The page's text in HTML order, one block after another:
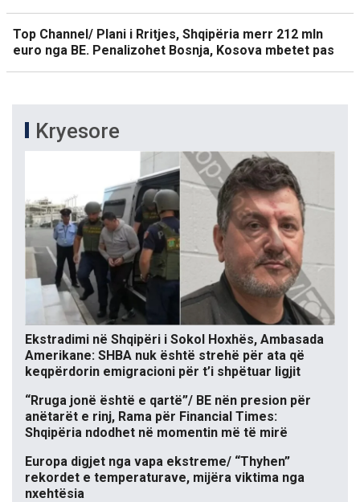
Top Channel/ Plani i Rritjes, Shqipëria merr 212 mln
euro nga BE. Penalizohet Bosnja, Kosova mbetet pas
Kryesore
Ekstradimi në Shqipëri i Sokol Hoxhës, Ambasada
Amerikane: SHBA nuk është strehë për ata që
keqpërdorin emigracioni për t’i shpëtuar ligjit
“Rruga jonë është e qartë”/ BE nën presion për
anëtarët e rinj, Rama për Financial Times:
Shqipëria ndodhet në momentin më të mirë
Europa digjet nga vapa ekstreme/ “Thyhen”
rekordet e temperaturave, mijëra viktima nga
nxehtësia